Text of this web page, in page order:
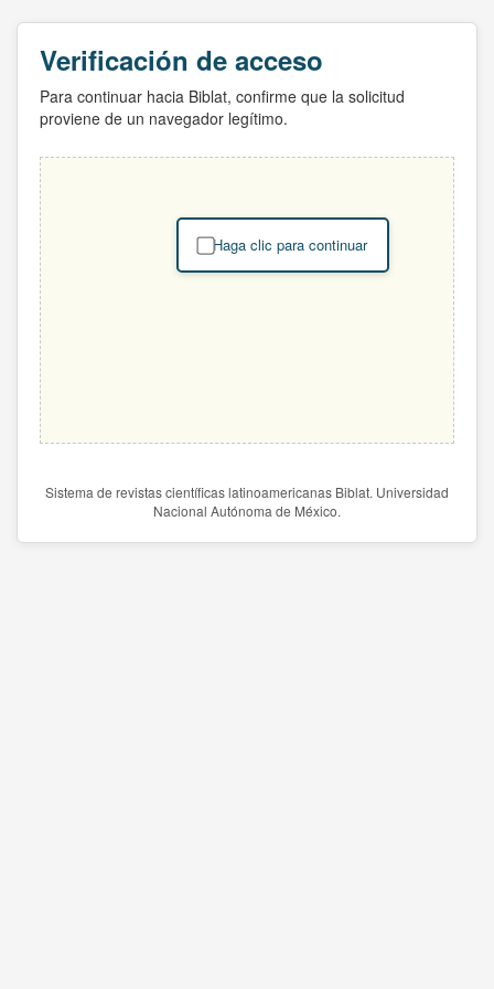
Verificación de acceso
Para continuar hacia Biblat, confirme que la solicitud
proviene de un navegador legítimo.
Haga clic para continuar
Sistema de revistas científicas latinoamericanas Biblat. Universidad
Nacional Autónoma de México.